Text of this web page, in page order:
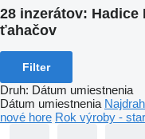
28 inzerátov: Hadice
ťahačov
Filter
Druh: Dátum umiestnenia
Dátum umiestnenia
nové hore Rok výroby -